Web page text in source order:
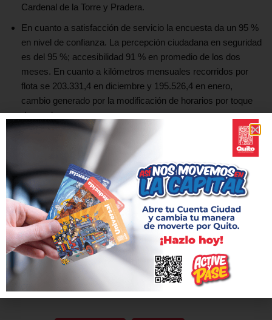
Cardenal de la Torre y Pradera.
En cuanto a satisfacción de servicio la encuesta da un 95 %
en nivel de confianza. La percepción ciudadana en seguridad
es del 95 %; accesibilidad 91 % en promedio de los dos
meses. En cuanto a kilómetros mensuales recorridos por
flota se 203.331,4 en diciembre y 195.526,4 en enero,
cambio generado por la modificación de horarios por toque
de queda.
En dos meses se han creado 448.367 ‘Cuentas Ciudad’,
162.194 cédulas vinculadas, 158.521 ‘Tarjetas Ciudad’
En un compromiso con el acceso a la información y
transparencia, con una comunicación abierta y accesible para
todos, el Metro de Quito incorporará un laboratorio de datos e
inteligencia de negocios durante el tercer trimestre de 2024.
24 01 31 Boletín Estadístico 01 Descarga